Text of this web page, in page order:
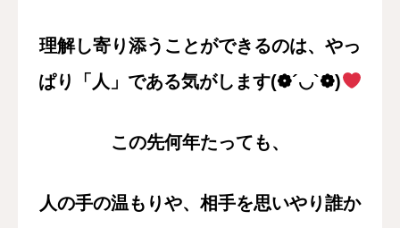
理解し寄り添うことができるのは、やっ
ぱり「人」である気がします(❁´◡`❁)
この先何年たっても、
人の手の温もりや、相手を思いやり誰か